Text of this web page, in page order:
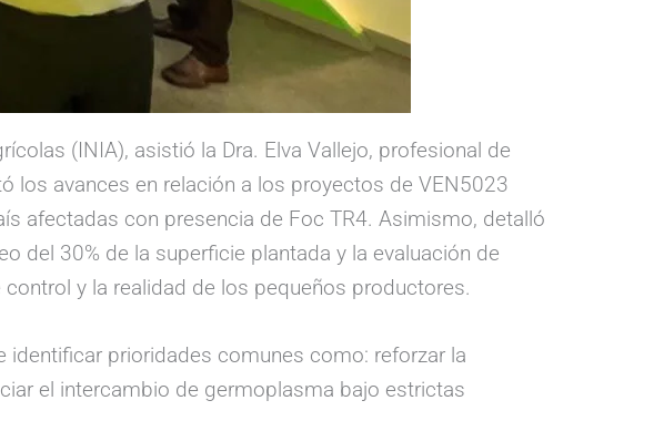
(INIA), asistió la Dra. Elva Vallejo, profesional de
los avances en relación a los proyectos de VEN5023
afectadas con presencia de Foc TR4. Asimismo, detalló
del 30% de la superficie plantada y la evaluación de
y la realidad de los pequeños productores.
identificar prioridades comunes como: reforzar la
el intercambio de germoplasma bajo estrictas